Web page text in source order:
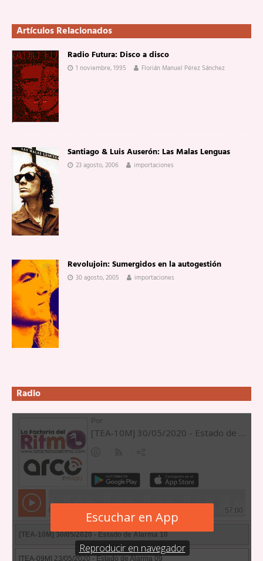
Artículos Relacionados
Radio Futura: Disco a disco
1 noviembre, 1995 Florián Manuel Pérez Sánchez
Santiago & Luis Auserón: Las Malas Lenguas
23 agosto, 2006 importaciones
Revolujoin: Sumergidos en la autogestión
30 agosto, 2005 importaciones
Radio